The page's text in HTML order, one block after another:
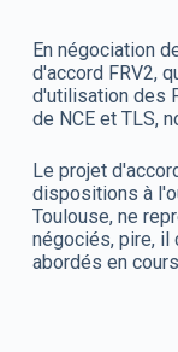
En négociation
d'accord FRV2,
d'utilisation des
de NCE et TLS,
Le projet
dispositions à
Toulouse, ne
négociés, pire, il
abordés en